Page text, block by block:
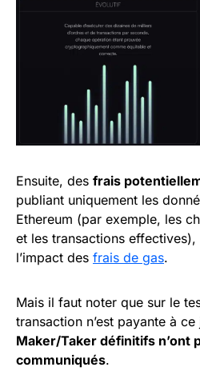
Ensuite, des frais
publiant uniquement les
Ethereum (par exemple, les
et les transactions
l’impact des frais de gas.
Mais il faut noter que sur le
transaction n’est payante à
Maker/Taker définitifs n’ont
communiqués.